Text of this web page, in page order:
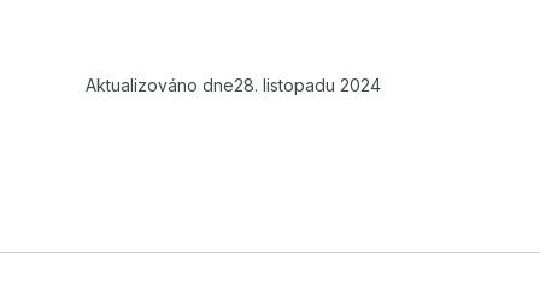
Aktualizováno dne28. listopadu 2024